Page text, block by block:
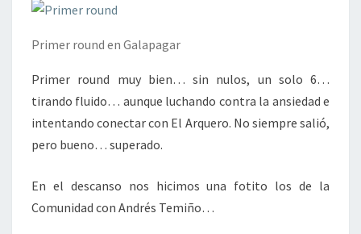
Primer round en Galapagar
Primer round muy bien… sin nulos, un solo 6…
tirando fluido… aunque luchando contra la ansiedad e
intentando conectar con El Arquero. No siempre salió,
pero bueno… superado.
En el descanso nos hicimos una fotito los de la
Comunidad con Andrés Temiño…